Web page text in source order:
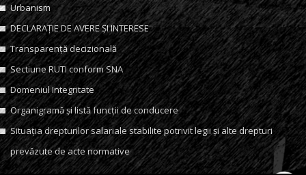
Urbanism
DECLARAȚIE DE AVERE ȘI INTERESE
Transparență decizională
Sectiune RUTI conform SNA
Domeniul Integritate
Organigramă și listă funcții de conducere
Situația drepturilor salariale stabilite potrivit legii și alte drepturi
prevăzute de acte normative